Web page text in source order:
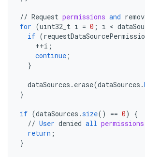
// Request permissions and
for (uint32_t i = 0 ; i <
if (
++i ;
continue ;
}
dataSources . erase(dataSources .
}
if (dataSources .size() == 0)
{
// User denied all permissions
return ;
}